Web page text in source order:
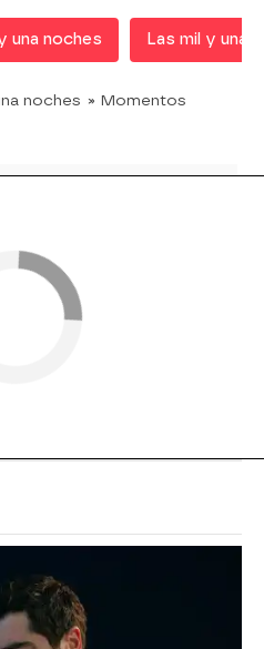
una noches Las mil y una
noches » Momentos